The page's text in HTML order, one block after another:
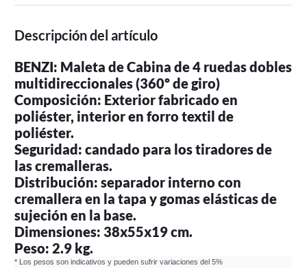
Descripción del artículo
BENZI: Maleta de Cabina de 4 ruedas dobles
multidireccionales (360º de giro)
Composición: Exterior fabricado en
poliéster, interior en forro textil de
poliéster.
Seguridad: candado para los tiradores de
las cremalleras.
Distribución: separador interno con
cremallera en la tapa y gomas elásticas de
sujeción en la base.
Dimensiones: 38x55x19 cm.
Peso: 2.9 kg.
* Los pesos son indicativos y pueden sufrir variaciones del 5%